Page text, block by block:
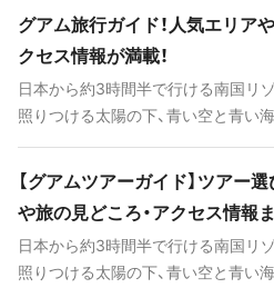
魅力をご紹介します。
が広がります。 また、バリ人の約9割
ヒンドゥー教の数ある寺院やケチャ
るバリ舞踊も見応えがある、小さい
詰まった島で心身ともにリチャージ
バリ情報、外せない観光スポット、
ントをご紹介します。
グアム旅行ガイド！人気エリア
クセス情報が満載！
日本から約3時間半で行ける南国リ
照りつける太陽の下、青い空と青い
ィで満喫できます。 美しいサンセッ
気は、日頃の喧騒を忘れられるリフ
てこい。買い物好きならショッピン
へのお土産探し、ボリューム満点の
メに舌鼓もいいですね。初めての人
【グアムツアーガイド】ツアー
や旅の見どころ・アクセス情報ま
日本から約3時間半で行ける南国リ
照りつける太陽の下、青い空と青い